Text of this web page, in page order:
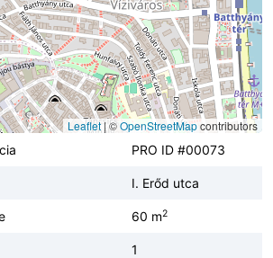
Leaflet|©OpenStreetMapcontributors
PRO ID #00073
I. Erőd utca
60 m2
1